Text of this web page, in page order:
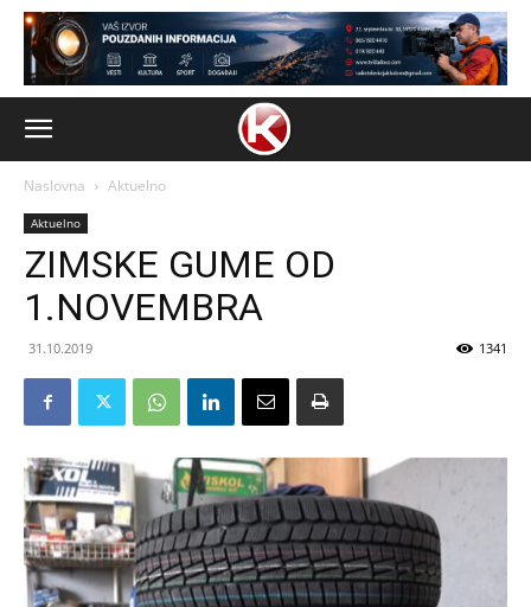
Naslovna Aktuelno
Aktuelno
ZIMSKE GUME OD
1.NOVEMBRA
31.10.2019 1341